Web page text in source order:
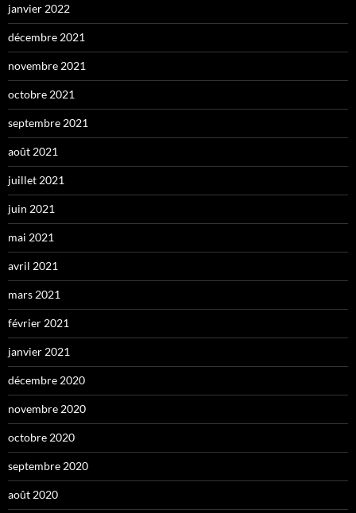
janvier 2022
décembre 2021
novembre 2021
octobre 2021
septembre 2021
août 2021
juillet 2021
juin 2021
mai 2021
avril 2021
mars 2021
février 2021
janvier 2021
décembre 2020
novembre 2020
octobre 2020
septembre 2020
août 2020